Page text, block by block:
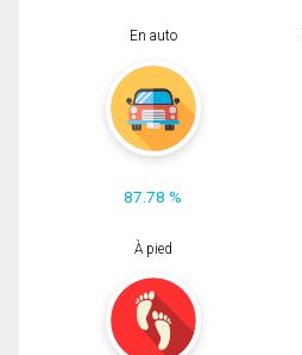
En auto
87.78 %
À pied